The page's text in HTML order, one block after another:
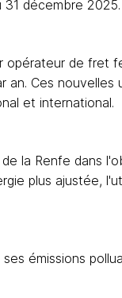
décembre 2025.
de fret
Ces
et international.
la Renfe dans
plus ajustée,
ses émissions